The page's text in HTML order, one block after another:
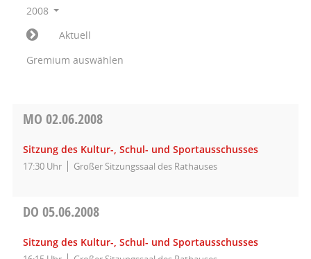
2008
Aktuell
Gremium auswählen
MO 02.06.2008
Sitzung des Kultur-, Schul- und Sportausschusses
17:30 Uhr Großer Sitzungssaal des Rathauses
DO 05.06.2008
Sitzung des Kultur-, Schul- und Sportausschusses